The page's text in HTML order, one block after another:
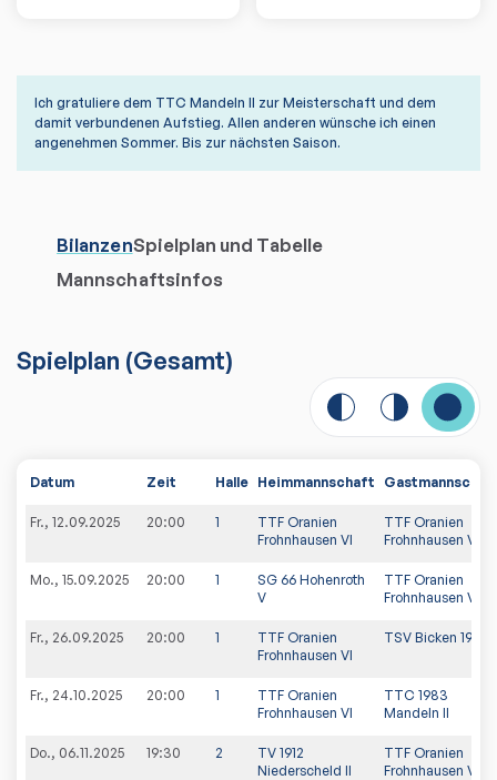
Ich gratuliere dem TTC Mandeln II zur Meisterschaft und dem
damit verbundenen Aufstieg. Allen anderen wünsche ich einen
angenehmen Sommer. Bis zur nächsten Saison.
BilanzenSpielplan und Tabelle
Mannschaftsinfos
Spielplan (Gesamt)
Datum Zeit Halle Heimmannschaft
Fr., 12.09.2025 20:00 1
TTF Oranien
Frohnhausen VI
TTF Oranien
Frohnhausen VII
Mo., 15.09.2025 20:00 1
SG 66 Hohenroth
V
TTF Oranien
Frohnhausen VI
Fr., 26.09.2025 20:00 1
TTF Oranien
Frohnhausen VI
TSV Bicken 1921 III
Fr., 24.10.2025 20:00 1
TTF Oranien
Frohnhausen VI
TTC 1983
Mandeln II
Do., 06.11.2025 19:30 2
TV 1912
Niederscheld II
TTF Oranien
Frohnhausen VI